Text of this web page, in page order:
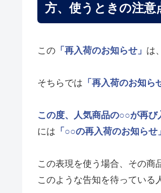
方、使うときの注意
この 「再入荷のお知らせ」 は
そちらでは 「再入荷のお知ら
この度、人気商品の○○が再び
には 「○○の再入荷のお知らせ」
この表現を使う場合、その商
このような告知を待っている